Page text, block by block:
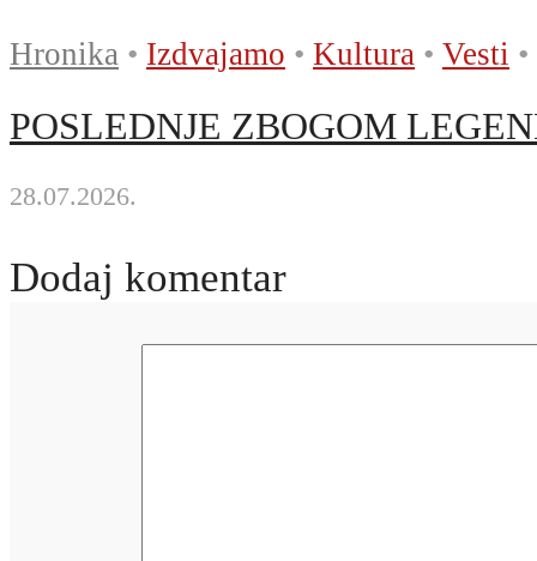
Hronika • Izdvajamo • Kultura • Vesti •
POSLEDNJE ZBOGOM
28.07.2026.
Dodaj komentar